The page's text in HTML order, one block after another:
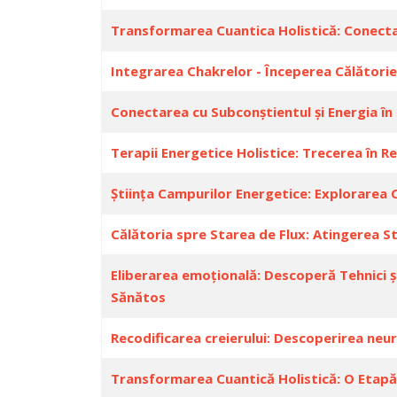
Transformarea Cuantica Holistică:
Integrarea Chakrelor - Începerea
Conectarea cu Subconștientul și Energia
Terapii Energetice Holistice: Trecerea în
Știința Campurilor Energetice:
Călătoria spre Starea de Flux: Atingerea
Eliberarea emoțională: Descoperă
Sănătos
Recodificarea creierului: Descoperirea
Transformarea Cuantică Holistică: O